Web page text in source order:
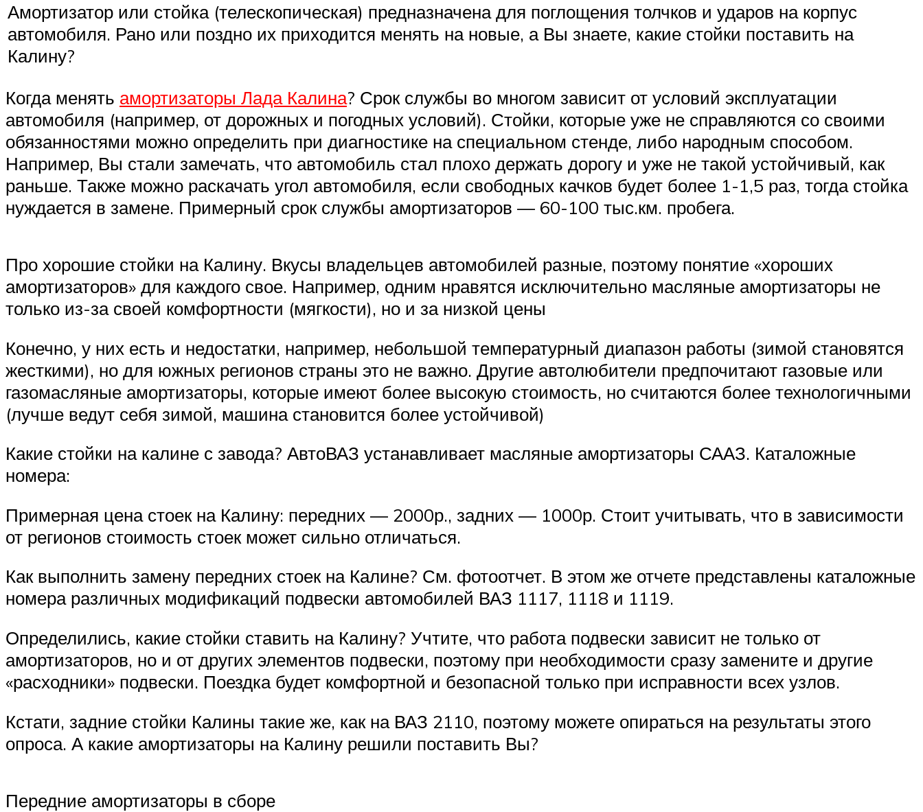
Амортизатор или стойка (телескопическая) предназначена для поглощения толчков и ударов на корпус
автомобиля. Рано или поздно их приходится менять на новые, а Вы знаете, какие стойки поставить на
Калину?
Когда менять амортизаторы Лада Калина? Срок службы во многом зависит от условий эксплуатации
автомобиля (например, от дорожных и погодных условий). Стойки, которые уже не справляются со своими
обязанностями можно определить при диагностике на специальном стенде, либо народным способом.
Например, Вы стали замечать, что автомобиль стал плохо держать дорогу и уже не такой устойчивый, как
раньше. Также можно раскачать угол автомобиля, если свободных качков будет более 1-1,5 раз, тогда стойка
нуждается в замене. Примерный срок службы амортизаторов — 60-100 тыс.км. пробега.
Про хорошие стойки на Калину. Вкусы владельцев автомобилей разные, поэтому понятие «хороших
амортизаторов» для каждого свое. Например, одним нравятся исключительно масляные амортизаторы не
только из-за своей комфортности (мягкости), но и за низкой цены
Конечно, у них есть и недостатки, например, небольшой температурный диапазон работы (зимой становятся
жесткими), но для южных регионов страны это не важно. Другие автолюбители предпочитают газовые или
газомасляные амортизаторы, которые имеют более высокую стоимость, но считаются более технологичными
(лучше ведут себя зимой, машина становится более устойчивой)
Какие стойки на калине с завода? АвтоВАЗ устанавливает масляные амортизаторы СААЗ. Каталожные
номера:
Примерная цена стоек на Калину: передних — 2000р., задних — 1000р. Стоит учитывать, что в зависимости
от регионов стоимость стоек может сильно отличаться.
Как выполнить замену передних стоек на Калине? См. фотоотчет. В этом же отчете представлены каталожные
номера различных модификаций подвески автомобилей ВАЗ 1117, 1118 и 1119.
Определились, какие стойки ставить на Калину? Учтите, что работа подвески зависит не только от
амортизаторов, но и от других элементов подвески, поэтому при необходимости сразу замените и другие
«расходники» подвески. Поездка будет комфортной и безопасной только при исправности всех узлов.
Кстати, задние стойки Калины такие же, как на ВАЗ 2110, поэтому можете опираться на результаты этого
опроса. А какие амортизаторы на Калину решили поставить Вы?
Передние амортизаторы в сборе